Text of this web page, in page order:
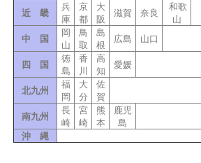
近 畿
兵
庫
京
都
大
阪
滋賀 奈良
和歌
山
中 国
岡
山
鳥
取
島
根
広島 山口
四 国
徳
島
香
川
高
知
愛媛
北九州
福
岡
大
分
佐
賀
南九州
長
崎
宮
崎
熊
本
鹿児
島
沖 縄